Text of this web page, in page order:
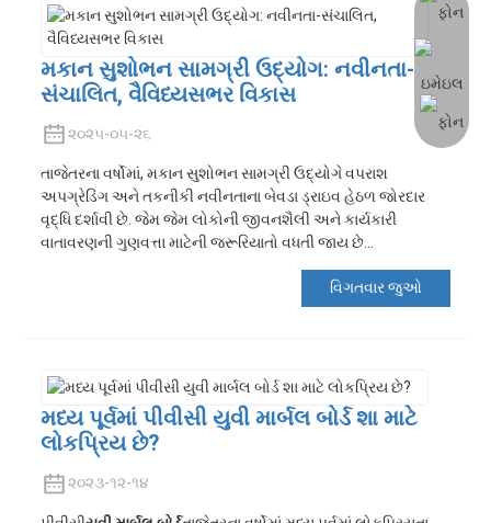
મકાન સુશોભન સામગ્રી ઉદ્યોગ: નવીનતા-
સંચાલિત, વૈવિધ્યસભર વિકાસ
૨૦૨૫-૦૫-૨૬
તાજેતરના વર્ષોમાં, મકાન સુશોભન સામગ્રી ઉદ્યોગે વપરાશ
અપગ્રેડિંગ અને તકનીકી નવીનતાના બેવડા ડ્રાઇવ હેઠળ જોરદાર
વૃદ્ધિ દર્શાવી છે. જેમ જેમ લોકોની જીવનશૈલી અને કાર્યકારી
વાતાવરણની ગુણવત્તા માટેની જરૂરિયાતો વધતી જાય છે...
વિગતવાર જુઓ
મધ્ય પૂર્વમાં પીવીસી યુવી માર્બલ બોર્ડ શા માટે
લોકપ્રિય છે?
૨૦૨૩-૧૨-૧૪